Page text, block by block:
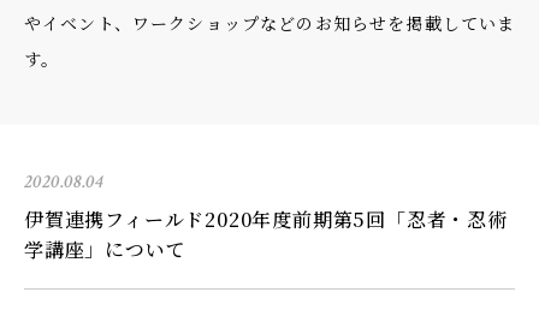
やイベント、ワークショップなどのお知らせを掲載していま
す。
2020.08.04
伊賀連携フィールド2020年度前期第5回「忍者・忍術
学講座」について